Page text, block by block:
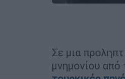
Σε μια
μνημονίου